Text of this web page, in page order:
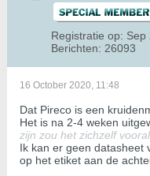
Registratie op: Sep
Berichten: 26093
16 October 2020, 11:48
Dat Pireco is een
Het is na 2-4 weken
zijn zou het zichzelf
Ik kan er geen datasheet
op het etiket aan de